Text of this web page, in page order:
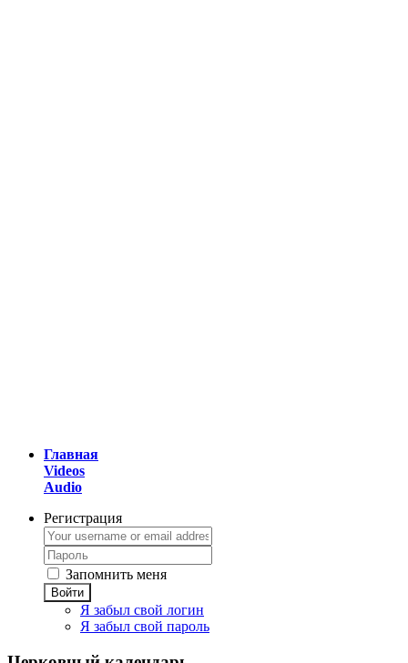
Главная
Videos
Audio
Регистрация
Запомнить меня
Войти
Я забыл свой логин
Я забыл свой пароль